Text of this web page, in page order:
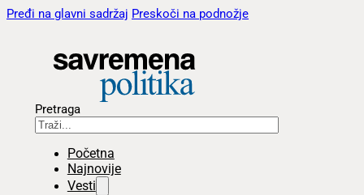
Pređi na glavni sadržaj Preskoči na podnožje
Pretraga
Početna
Najnovije
Vesti